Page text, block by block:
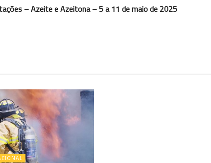
– Azeite e Azeitona – 5 a 11 de maio de 2025